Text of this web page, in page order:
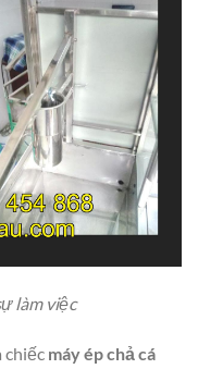
làm việc
chiếc máy ép chả cá